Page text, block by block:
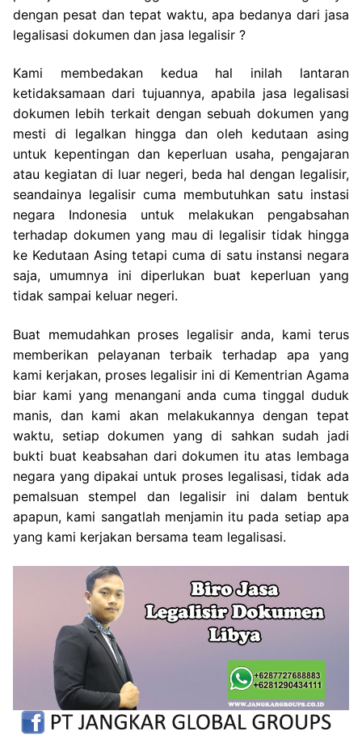
dengan pesat dan tepat waktu, apa bedanya dari jasa
legalisasi dokumen dan jasa legalisir ?
Kami membedakan kedua hal inilah lantaran
ketidaksamaan dari tujuannya, apabila jasa legalisasi
dokumen lebih terkait dengan sebuah dokumen yang
mesti di legalkan hingga dan oleh kedutaan asing
untuk kepentingan dan keperluan usaha, pengajaran
atau kegiatan di luar negeri, beda hal dengan legalisir,
seandainya legalisir cuma membutuhkan satu instasi
negara Indonesia untuk melakukan pengabsahan
terhadap dokumen yang mau di legalisir tidak hingga
ke Kedutaan Asing tetapi cuma di satu instansi negara
saja, umumnya ini diperlukan buat keperluan yang
tidak sampai keluar negeri.
Buat memudahkan proses legalisir anda, kami terus
memberikan pelayanan terbaik terhadap apa yang
kami kerjakan, proses legalisir ini di Kementrian Agama
biar kami yang menangani anda cuma tinggal duduk
manis, dan kami akan melakukannya dengan tepat
waktu, setiap dokumen yang di sahkan sudah jadi
bukti buat keabsahan dari dokumen itu atas lembaga
negara yang dipakai untuk proses legalisasi, tidak ada
pemalsuan stempel dan legalisir ini dalam bentuk
apapun, kami sangatlah menjamin itu pada setiap apa
yang kami kerjakan bersama team legalisasi.